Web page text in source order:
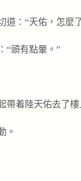
道：“天佑，怎麼
“頭有點暈。”
帶着陸天佑去了樓
。